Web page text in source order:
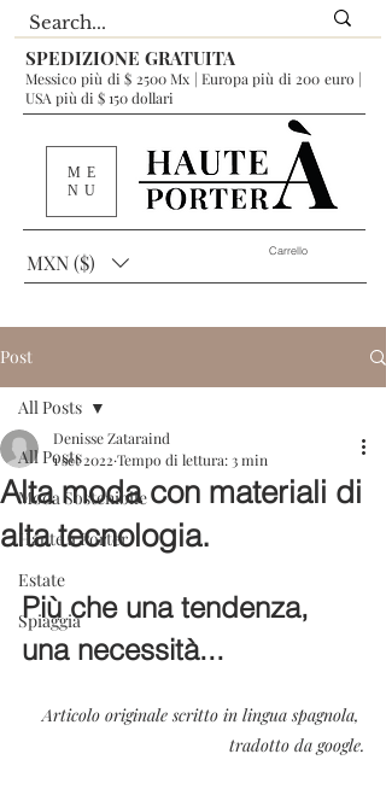
SPEDIZIONE GRATUITA
Messico più di $ 2500 Mx | Europa più di 200 euro |
USA più di $ 150 dollari
Carrello
ME
NU
MXN ($)
Post
All Posts
Moda Sostenibile
Haute à Porter
Estate
Spiaggia
All Posts
Alta moda con materiali di
alta tecnologia.
Denisse Zataraind
1 set 2022 Tempo di lettura: 3 min
Più che una tendenza,
una necessità...
Articolo originale scritto in lingua spagnola,
tradotto da google.